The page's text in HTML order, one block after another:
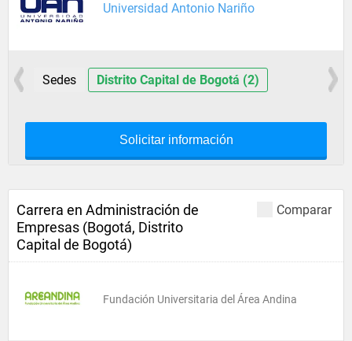
Universidad Antonio Nariño
Sedes Distrito Capital de Bogotá (2)
Solicitar información
Comparar
Carrera en Administración de
Empresas (Bogotá, Distrito
Capital de Bogotá)
Fundación Universitaria del Área Andina